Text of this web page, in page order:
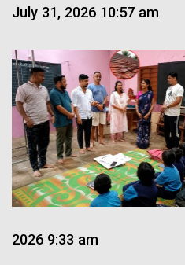
July 31, 2026 10:57 am
2026 9:33 am